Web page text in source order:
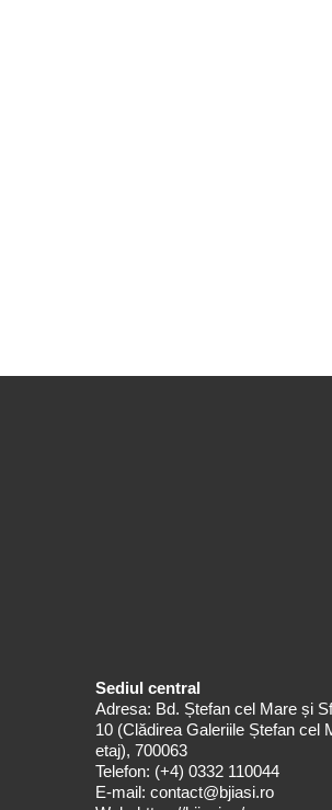
Sediul central
Adresa: Bd. Ștefan cel Mare și
10 (Clădirea Galeriile Ștefan cel
etaj), 700063
Telefon: (+4) 0332 110044
E-mail: contact@bjiasi.ro